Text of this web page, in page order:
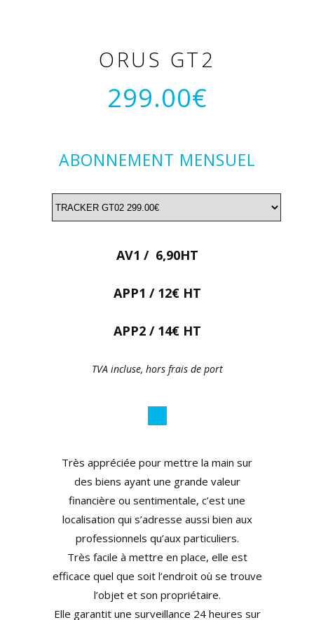
ORUS GT2
299.00€
ABONNEMENT MENSUEL
AV1 / 6,90HT
APP1 / 12€ HT
APP2 / 14€ HT
TVA incluse, hors frais de port
Très appréciée pour mettre la main sur
des biens ayant une grande valeur
financière ou sentimentale, c’est une
localisation qui s’adresse aussi bien aux
professionnels qu’aux particuliers.
Très facile à mettre en place, elle est
efficace quel que soit l’endroit où se trouve
l’objet et son propriétaire.
Elle garantit une surveillance 24 heures sur